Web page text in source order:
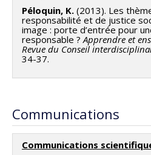
Péloquin, K. (2013). Les
responsabilité et de justice
image : porte d’entrée pour
responsable ?Apprendre et
Revue du Conseil
34-37.
Communications
Communications